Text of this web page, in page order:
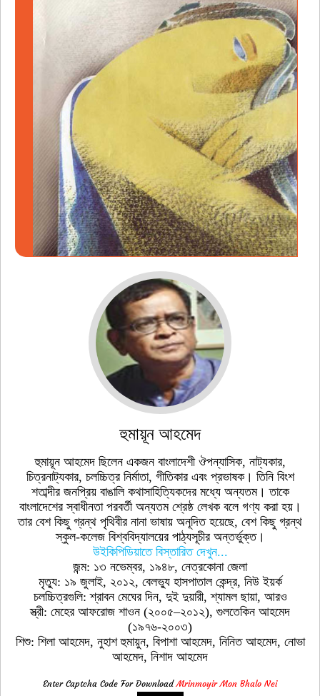
হুমায়ূন আহমেদ
হুমায়ূন আহমেদ ছিলেন একজন বাংলাদেশী ঔপন্যাসিক, নাট্যকার,
চিত্রনাট্যকার, চলচ্চিত্র নির্মাতা, গীতিকার এবং প্রভাষক। তিনি বিংশ
শতাব্দীর জনপ্রিয় বাঙালি কথাসাহিত্যিকদের মধ্যে অন্যতম। তাকে
বাংলাদেশের স্বাধীনতা পরবর্তী অন্যতম শ্রেষ্ঠ লেখক বলে গণ্য করা হয়।
তার বেশ কিছু গ্রন্থ পৃথিবীর নানা ভাষায় অনূদিত হয়েছে, বেশ কিছু গ্রন্থ
স্কুল-কলেজ বিশ্ববিদ্যালয়ের পাঠ্যসূচীর অন্তর্ভুক্ত।
উইকিপিডিয়াতে বিস্তারিত দেখুন...
জন্ম: ১৩ নভেম্বর, ১৯৪৮, নেত্রকোনা জেলা
মৃত্যু: ১৯ জুলাই, ২০১২, বেলভ্যু হাসপাতাল কেন্দ্র, নিউ ইয়র্ক
চলচ্চিত্রগুলি: শ্রাবন মেঘের দিন, দুই দুয়ারী, শ্যামল ছায়া, আরও
স্ত্রী: মেহের আফরোজ শাওন (২০০৫–২০১২), গুলতেকিন আহমেদ
(১৯৭৬-২০০৩)
শিশু: শিলা আহমেদ, নুহাশ হুমায়ুন, বিপাশা আহমেদ, নিনিত আহমেদ, নোভা
আহমেদ, নিশাদ আহমেদ
Enter Captcha Code For DownloadMrinmoyir Mon Bhalo Nei